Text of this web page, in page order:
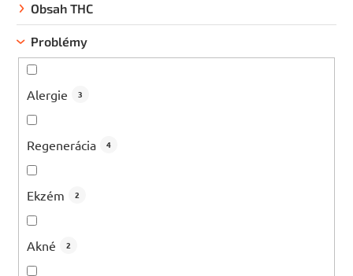
Obsah THC
Problémy
Alergie 3
Regenerácia 4
Ekzém 2
Akné 2